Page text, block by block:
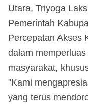
Utara, Triyoga
Pemerintah
Percepatan Akses
dalam
masyarakat,
"Kami
yang terus